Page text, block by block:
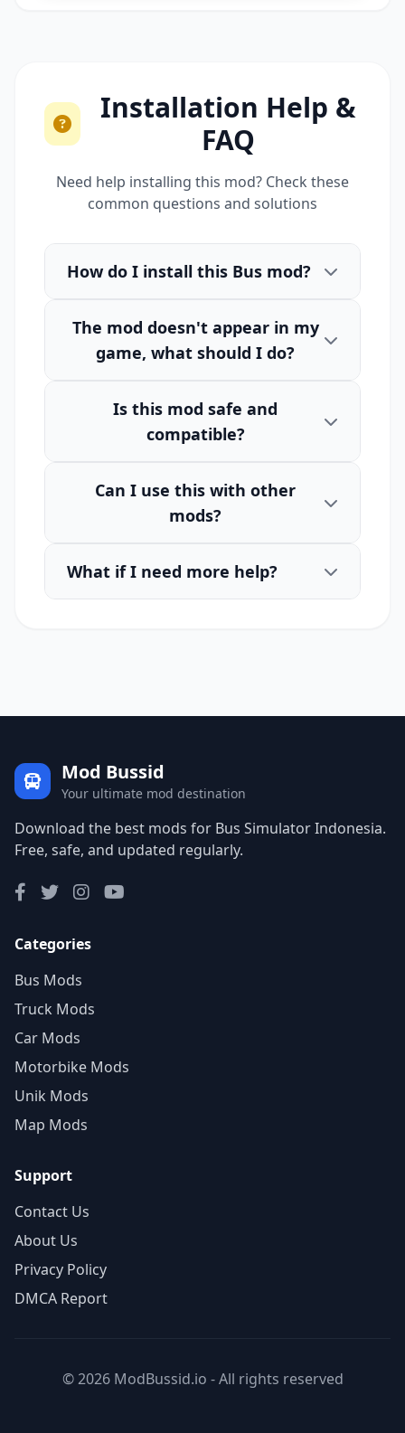
Installation Help &
FAQ
Need help installing this mod? Check these
common questions and solutions
How do I install this Bus mod?
The mod doesn't appear in my
game, what should I do?
Is this mod safe and
compatible?
Can I use this with other
mods?
What if I need more help?
Mod Bussid
Your ultimate mod destination
Download the best mods for Bus Simulator Indonesia.
Free, safe, and updated regularly.
Categories
Bus Mods
Truck Mods
Car Mods
Motorbike Mods
Unik Mods
Map Mods
Support
Contact Us
About Us
Privacy Policy
DMCA Report
© 2026 ModBussid.io - All rights reserved